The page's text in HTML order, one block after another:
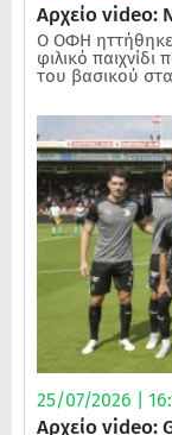
Αρχείο video:
Ο ΟΦΗ
φιλικό
του βασικού
25/07/2026 |
Αρχείο video: